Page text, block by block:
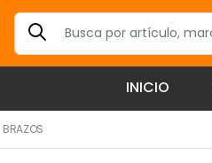
INICIO
BRAZOS